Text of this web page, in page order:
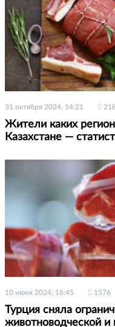
31 октября 2024, 14:21
Жители каких
Казахстане —
10 июня 2024, 16:45 1576
Турция сняла
животноводческой и